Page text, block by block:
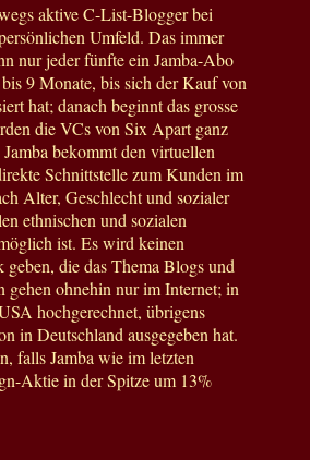
aktive C-List-Blogger bei
Umfeld. Das immer
nur jeder fünfte ein Jamba-Abo
9 Monate, bis sich der Kauf von
hat; danach beginnt das grosse
die VCs von Six Apart ganz
bekommt den virtuellen
Schnittstelle zum Kunden im
Alter, Geschlecht und sozialer
ethnischen und sozialen
ist. Es wird keinen
die das Thema Blogs und
gehen ohnehin nur im Internet; in
hochgerechnet, übrigens
in Deutschland ausgegeben hat.
falls Jamba wie im letzten
Aktie in der Spitze um 13%